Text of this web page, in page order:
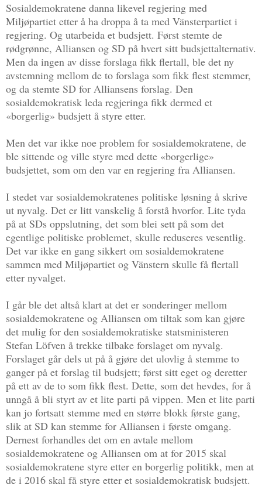
Sosialdemokratene danna likevel regjering med
Miljøpartiet etter å ha droppa å ta med Vänsterpartiet i
regjering. Og utarbeida et budsjett. Først stemte de
rødgrønne, Alliansen og SD på hvert sitt budsjettalternativ.
Men da ingen av disse forslaga fikk flertall, ble det ny
avstemning mellom de to forslaga som fikk flest stemmer,
og da stemte SD for Alliansens forslag. Den
sosialdemokratisk leda regjeringa fikk dermed et
«borgerlig» budsjett å styre etter.
Men det var ikke noe problem for sosialdemokratene, de
ble sittende og ville styre med dette «borgerlige»
budsjettet, som om den var en regjering fra Alliansen.
I stedet var sosialdemokratenes politiske løsning å skrive
ut nyvalg. Det er litt vanskelig å forstå hvorfor. Lite tyda
på at SDs oppslutning, det som blei sett på som det
egentlige politiske problemet, skulle reduseres vesentlig.
Det var ikke en gang sikkert om sosialdemokratene
sammen med Miljøpartiet og Vänstern skulle få flertall
etter nyvalget.
I går ble det altså klart at det er sonderinger mellom
sosialdemokratene og Alliansen om tiltak som kan gjøre
det mulig for den sosialdemokratiske statsministeren
Stefan Löfven å trekke tilbake forslaget om nyvalg.
Forslaget går dels ut på å gjøre det ulovlig å stemme to
ganger på et forslag til budsjett; først sitt eget og deretter
på ett av de to som fikk flest. Dette, som det hevdes, for å
unngå å bli styrt av et lite parti på vippen. Men et lite parti
kan jo fortsatt stemme med en større blokk første gang,
slik at SD kan stemme for Alliansen i første omgang.
Dernest forhandles det om en avtale mellom
sosialdemokratene og Alliansen om at for 2015 skal
sosialdemokratene styre etter en borgerlig politikk, men at
de i 2016 skal få styre etter et sosialdemokratisk budsjett.